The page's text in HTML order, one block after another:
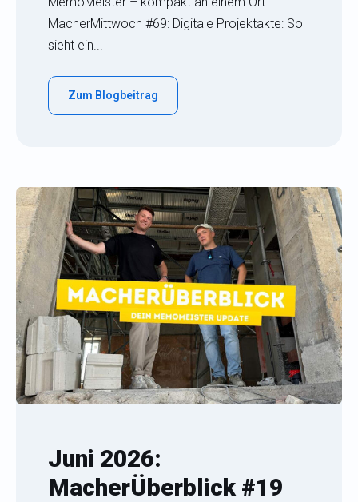
MacherMittwoch #69: Digitale Projektakte: So
sieht ein...
Zum Blogbeitrag
Juni 2026:
MacherÜberblick #19